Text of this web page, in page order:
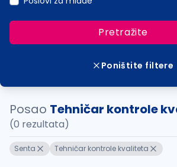
Pretražite
Poništite filtere
Posao Tehničar kontrole
(0 rezultata)
Senta Tehničar kontrole kvaliteta